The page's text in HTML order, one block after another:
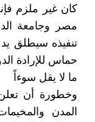
كان غير ملزم
مصر وجامعة
تنفيذه سيطلق
حماس للإرادة
ما لا يقل سوءاً
وخطورة أن
المدن